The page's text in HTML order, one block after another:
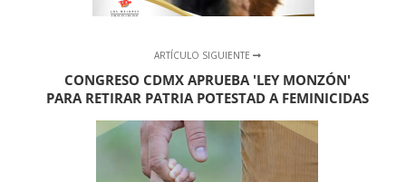
ARTÍCULO SIGUIENTE
CONGRESO CDMX APRUEBA 'LEY MONZÓN'
PARA RETIRAR PATRIA POTESTAD A FEMINICIDAS